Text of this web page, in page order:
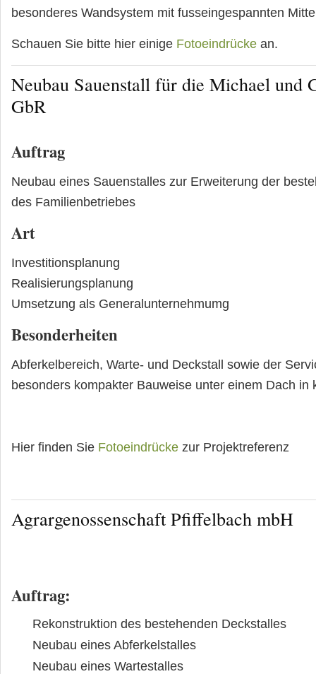
besonderes Wandsystem mit fusseingespannten
Schauen Sie bitte hier einige Fotoeindrücke an.
Neubau Sauenstall für die Michael und
GbR
Auftrag
Neubau eines Sauenstalles zur Erweiterung der
des Familienbetriebes
Art
Investitionsplanung
Realisierungsplanung
Umsetzung als Generalunternehmumg
Besonderheiten
Abferkelbereich, Warte- und Deckstall sowie der
besonders kompakter Bauweise unter einem Dach in
Hier finden Sie Fotoeindrücke zur Projektreferenz
Agrargenossenschaft Pfiffelbach mbH
Auftrag:
Rekonstruktion des bestehenden Deckstalles
Neubau eines Abferkelstalles
Neubau eines Wartestalles